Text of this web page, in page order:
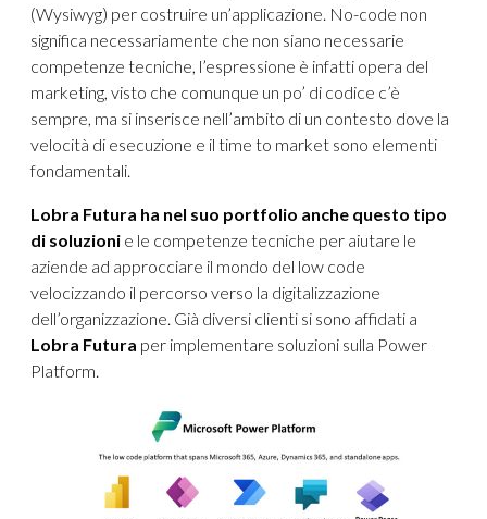
(Wysiwyg) per costruire un’applicazione. No-code non
significa necessariamente che non siano necessarie
competenze tecniche, l’espressione è infatti opera del
marketing, visto che comunque un po’ di codice c’è
sempre, ma si inserisce nell’ambito di un contesto dove la
velocità di esecuzione e il time to market sono elementi
fondamentali.
Lobra Futura ha nel suo portfolio anche questo tipo
di soluzioni e le competenze tecniche per aiutare le
aziende ad approcciare il mondo del low code
velocizzando il percorso verso la digitalizzazione
dell’organizzazione. Già diversi clienti si sono affidati a
Lobra Futura per implementare soluzioni sulla Power
Platform.